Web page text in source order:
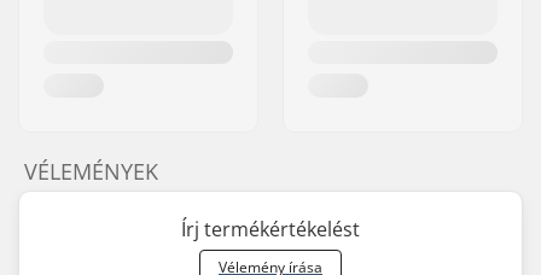
VÉLEMÉNYEK
Írj termékértékelést
Vélemény írása